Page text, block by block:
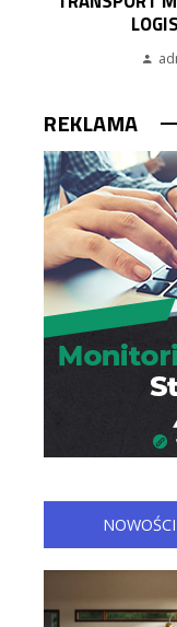
REKLAMA
NOWOŚCI